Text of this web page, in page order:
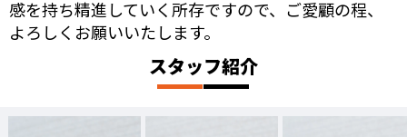
感を持ち精進していく所存ですので、ご愛顧の程、
よろしくお願いいたします。
スタッフ紹介